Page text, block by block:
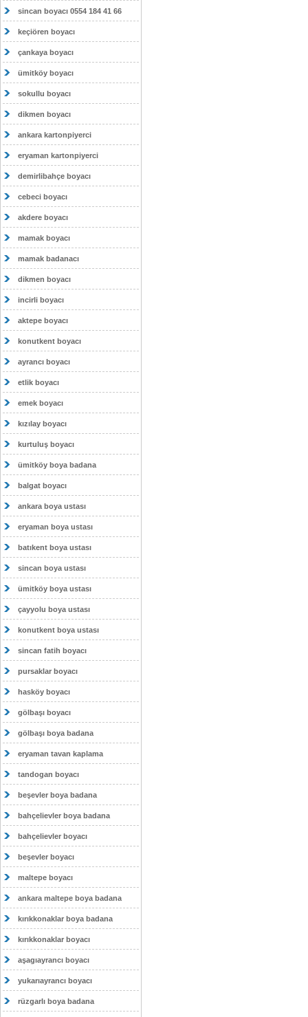
sincan boyacı 0554 184 41 66
keçiören boyacı
çankaya boyacı
ümitköy boyacı
sokullu boyacı
dikmen boyacı
ankara kartonpiyerci
eryaman kartonpiyerci
demirlibahçe boyacı
cebeci boyacı
akdere boyacı
mamak boyacı
mamak badanacı
dikmen boyacı
incirli boyacı
aktepe boyacı
konutkent boyacı
ayrancı boyacı
etlik boyacı
emek boyacı
kızılay boyacı
kurtuluş boyacı
ümitköy boya badana
balgat boyacı
ankara boya ustası
eryaman boya ustası
batıkent boya ustası
sincan boya ustası
ümitköy boya ustası
çayyolu boya ustası
konutkent boya ustası
sincan fatih boyacı
pursaklar boyacı
hasköy boyacı
gölbaşı boyacı
gölbaşı boya badana
eryaman tavan kaplama
tandogan boyacı
beşevler boya badana
bahçelievler boya badana
bahçelievler boyacı
beşevler boyacı
maltepe boyacı
ankara maltepe boya badana
kırıkkonaklar boya badana
kırıkkonaklar boyacı
aşagıayrancı boyacı
yukarıayrancı boyacı
rüzgarlı boya badana